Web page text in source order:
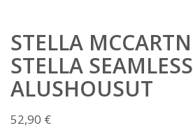
STELLA
STELLA
ALUSHOUSUT
52,90 €